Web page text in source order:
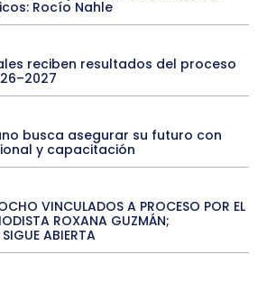
Rocío Nahle
reciben resultados del proceso
busca asegurar su futuro con
y capacitación
VINCULADOS A PROCESO POR EL
ROXANA GUZMÁN;
ABIERTA